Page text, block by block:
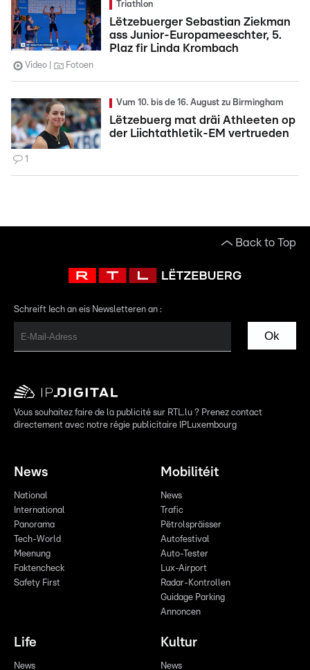
Triathlon
Lëtzebuerger Sebastian Ziekman
ass Junior-Europameeschter, 5.
Plaz fir Linda Krombach
Video Fotoen
Vum 10. bis de 16. August zu Birmingham
Lëtzebuerg mat dräi Athleeten op
der Liichtathletik-EM vertrueden
1
Back to Top
Schreift Iech an eis Newsletteren an :
Ok
Vous souhaitez faire de la publicité sur RTL.lu ? Prenez contact
directement avec notre régie publicitaire IPLuxembourg
News
National
International
Panorama
Tech-World
Meenung
Faktencheck
Safety First
Mobilitéit
News
Trafic
Pëtrolspräisser
Autofestival
Auto-Tester
Lux-Airport
Radar-Kontrollen
Guidage Parking
Annoncen
Life
News
Kultur
News